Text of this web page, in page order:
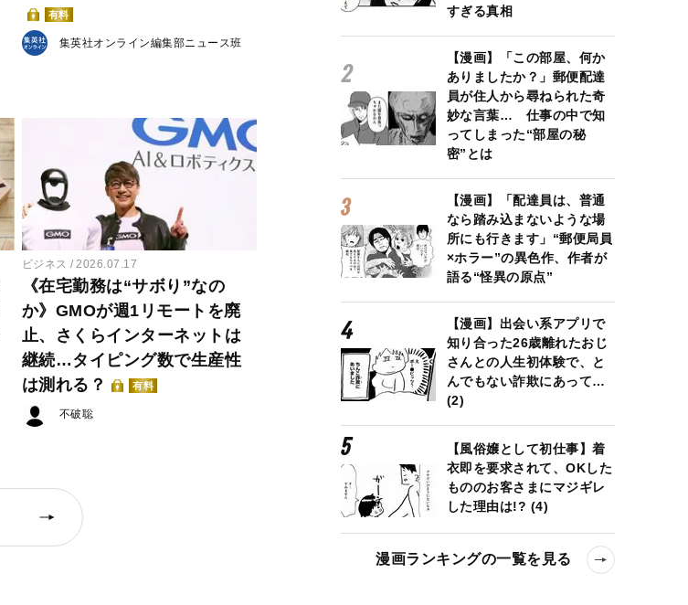
有料
集英社オンライン編集部ニュース班
ビジネス 2026.07.17
《在宅勤務は“サボり”なの
か》GMOが週1リモートを廃
止、さくらインターネットは
継続…タイピング数で生産性
は測れる？
有料
不破聡
すぎる真相
【漫画】「この部屋、何か
ありましたか？」郵便配達
員が住人から尋ねられた奇
妙な言葉… 仕事の中で知
ってしまった“部屋の秘
密”とは
【漫画】「配達員は、普通
なら踏み込まないような場
所にも行きます」“郵便局員
×ホラー”の異色作、作者が
語る“怪異の原点”
【漫画】出会い系アプリで
知り合った26歳離れたおじ
さんとの人生初体験で、と
んでもない詐欺にあって…
(2)
【風俗嬢として初仕事】着
衣即を要求されて、OKした
もののお客さまにマジギレ
した理由は!? (4)
漫画ランキングの一覧を見る